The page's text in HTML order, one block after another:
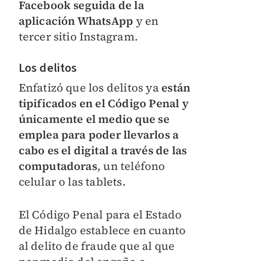
Facebook seguida de la
aplicación WhatsApp y en
tercer sitio Instagram.
Los delitos
Enfatizó que los delitos ya están
tipificados en el Código Penal y
únicamente el medio que se
emplea para poder llevarlos a
cabo es el digital a través de las
computadoras, un teléfono
celular o las tablets.
El Código Penal para el Estado
de Hidalgo establece en cuanto
al delito de fraude que al que